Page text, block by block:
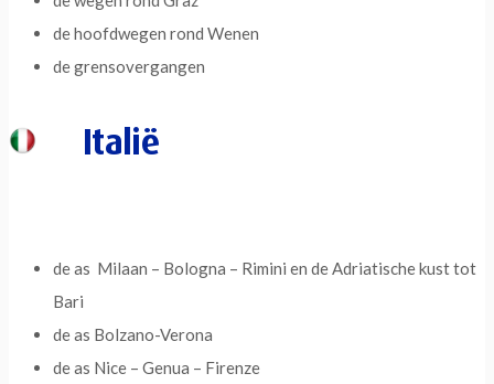
de hoofdwegen rond Wenen
de grensovergangen
Italië
de as Milaan – Bologna – Rimini en de Adriatische kust tot
Bari
de as Bolzano-Verona
de as Nice – Genua – Firenze